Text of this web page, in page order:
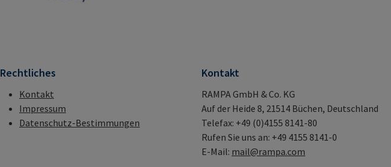
Rechtliches
Kontakt
Impressum
Datenschutz-Bestimmungen
Kontakt
RAMPA GmbH & Co. KG
Auf der Heide 8, 21514 Büchen, Deutschland
Telefax: +49 (0)4155 8141-80
Rufen Sie uns an: +49 4155 8141-0
E-Mail: mail@rampa.com